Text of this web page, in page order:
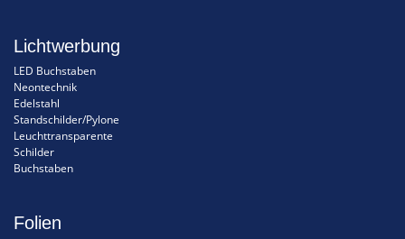
Lichtwerbung
LED Buchstaben
Neontechnik
Edelstahl
Standschilder/Pylone
Leuchttransparente
Schilder
Buchstaben
Folien